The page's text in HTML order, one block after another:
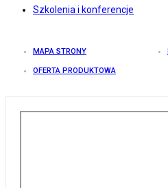
Szkolenia i konferencje
MAPA STRONY
OFERTA PRODUKTOWA